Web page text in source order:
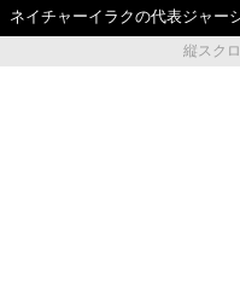
ネイチャーイラクの代表ジャ
縦スク